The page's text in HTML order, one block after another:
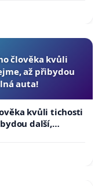
člověka kvůli
až přibydou
auta!
kvůli tichosti
další,